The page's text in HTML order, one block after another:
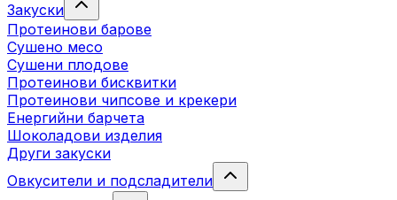
3акуски
Протеинови бaрове
Сушено месо
Сушени плодове
Протеинови бисквитки
Протеинови чипсове и крекери
Енергийни барчета
Шоколадови изделия
Други закуски
Овкусители и подсладители